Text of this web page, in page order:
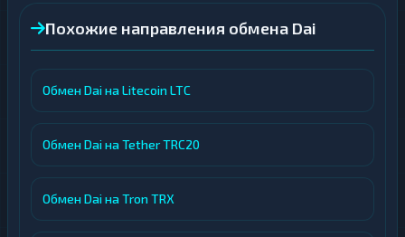
Похожие направления обмена Dai
Обмен Dai на Litecoin LTC
Обмен Dai на Tether TRC20
Обмен Dai на Tron TRX